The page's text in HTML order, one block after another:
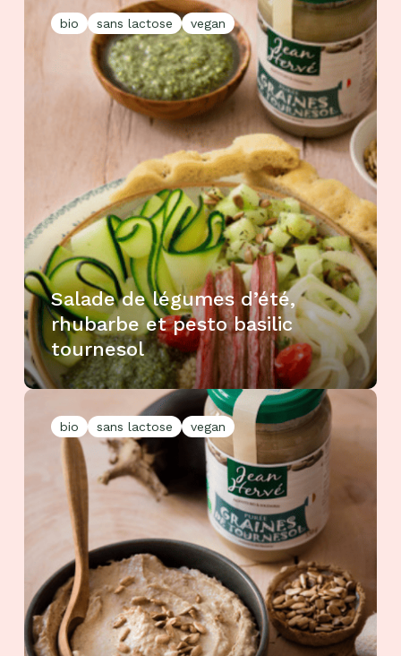
bio sans lactose vegan
Salade de légumes d’été,
rhubarbe et pesto basilic
tournesol
bio sans lactose vegan